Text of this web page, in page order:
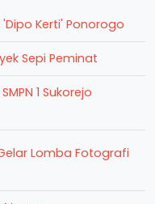
Kerti' Ponorogo
Sepi Peminat
1 Sukorejo
Lomba Fotografi